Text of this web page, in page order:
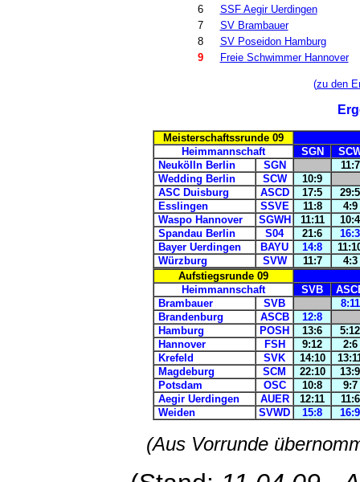
6
SSF Aegir Uerdingen
7
SV Brambauer
8
SV Poseidon Hamburg
9
Freie Schwimmer Hannover
(zu den
Meisterschaftssrunde 09
Heimmannschaft
SGN
Neukölln Berlin
SGN
11:7
Wedding Berlin
SCW
10:9
ASC Duisburg
ASCD 17:5
29:5
Esslingen
SSVE 11:8
4:9
Waspo Hannover
SGWH 11:11
10:4
Spandau Berlin
S04 21:6
16:3
Bayer Uerdingen
BAYU 14:8
Würzburg
SVW 11:7
4:3
Aufstiegsrunde 09
Heimmannschaft
SVB
Brambauer
SVB
8:11
Brandenburg
ASCB
12:8
Hamburg
POSH 13:6
5:12
Hannover
FSH 9:12
2:6
Krefeld
SVK 14:10
Magdeburg
SCM 22:10
13:9
Potsdam
OSC 10:8
9:7
Aegir Uerdingen
AUER 12:11
11:6
Weiden
SVWD 15:8 16:9
(Aus Vorrunde